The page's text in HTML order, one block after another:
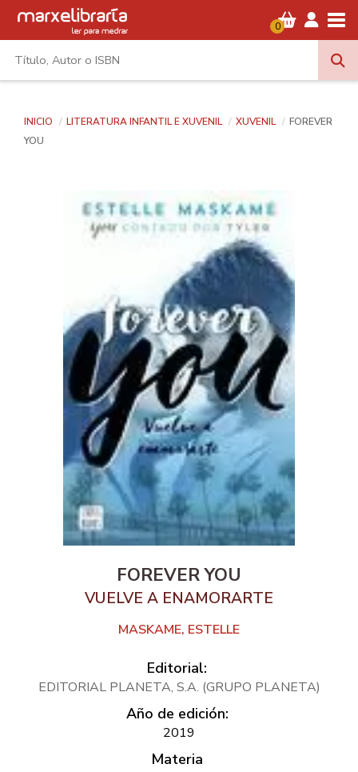
0
INICIO LITERATURA INFANTIL E XUVENIL XUVENIL
FOREVER
YOU
FOREVER YOU
VUELVE A ENAMORARTE
MASKAME, ESTELLE
Editorial:
EDITORIAL PLANETA, S.A. (GRUPO PLANETA)
Año de edición:
2019
Materia